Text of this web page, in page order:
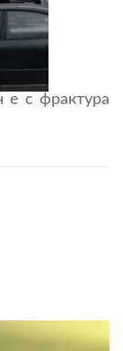
е с фрактура